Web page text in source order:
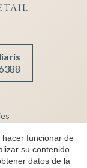
funcionar de
su contenido.
datos de la